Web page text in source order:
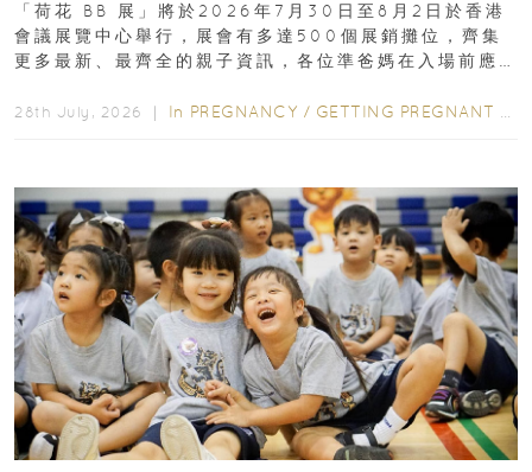
「荷花 BB 展」將於2026年7月30日至8月2日於香港
會議展覽中心舉行，展會有多達500個展銷攤位，齊集
更多最新、最齊全的親子資訊，各位準爸媽在入場前應
28th July, 2026 ｜ In PREGNANCY / GETTING PREGNANT